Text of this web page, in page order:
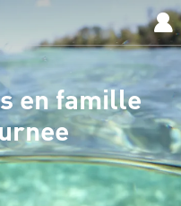
en famille